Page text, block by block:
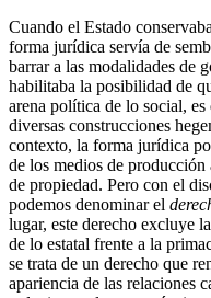
Cuando el Estado
forma jurídica servía de
barrar a las modalidades de
habilitaba la posibilidad de
arena política de lo social,
diversas construcciones
contexto, la forma jurídica
de los medios de
de propiedad. Pero con el
podemos denominar el
lugar, este derecho excluye
de lo estatal frente a la
se trata de un derecho que
apariencia de las relaciones